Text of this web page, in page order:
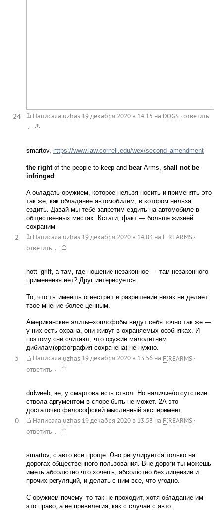
Написала uzhas 19 декабря 2020 в 14.15 на DOGS · ответить
.
24
smartov, https://www.law.cornell.edu/wex/second_amendment
the rightof the people to keep and bearArms, shall not be
infringed .
A обладать оружием, которое нельзя носить и применять это
так же, как обладание автомобилем, в котором нельзя
ездить. Давай мы тебе запретим ездить на автомобиле в
общественных местах. Кстати, факт — больше жизней
сохраним.
Написала uzhas 19 декабря 2020 в 14.03 на FIREARMS ·
ответить .
2
hott_griff, а там, где ношение незаконное — там незаконного
применения нет? Друг интересуется.
То, что ты имеешь огнестрел и разрешение никак не делает
твое мнение более ценным.
Американские элиты–хоплофобы ведут себя точно так же —
у них есть охрана, они живут в охраняемых особняках. И
поэтому они считают, что оружие малолетним
дибилам(орфография сохранена) не нужно.
Написала uzhas 19 декабря 2020 в 13.56на FIREARMS ·
ответить .
5
drdweeb, не, у смартова есть ствол. Но наличие/отсутствие
ствола аргументом в споре быть не может. 2А это
достаточно философский мысленный эксперимент.
Написала uzhas 19 декабря 2020 в 13.53 на FIREARMS ·
ответить .
0
smartov, с авто все проще. Оно регулируется только на
дорогах общественного пользования. Вне дороги ты можешь
иметь абсолютно что хочешь, абсолютно без лицензии и
прочих регуляций, и делать с ним все, что угодно.
С оружием почему–то так не проходит, хотя обладание им
это право, а не привилегия, как с случае с авто.